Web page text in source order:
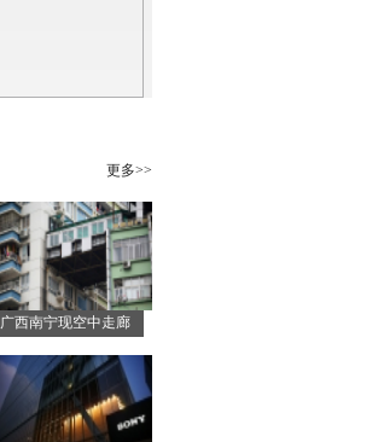
更多>>
广西南宁现空中走廊